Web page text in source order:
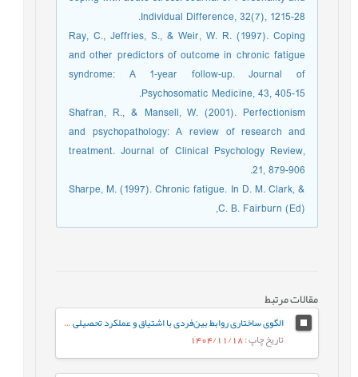
Individual Difference, 32(7), 1215-28.
Ray, C., Jeffries, S., & Weir, W. R. (1997). Coping
and other predictors of outcome in chronic fatigue
syndrome: A 1-year follow-up. Journal of
Psychosomatic Medicine, 43, 405-15.
Shafran, R., & Mansell, W. (2001). Perfectionism
and psychopathology: A review of research and
treatment. Journal of Clinical Psychology Review,
21, 879-906.
Sharpe, M. (1997). Chronic fatigue. In D. M. Clark, &
C. B. Fairburn (Ed),
مقالات مرتبط
الگوی ساختاری روابط بین‌فردی با اشتیاق و عملکرد تحصیلی دانش‌آموزان دورۀ متوسطه با نقش میانجی عواطف مثبت
تاریخ چاپ: 1404/11/18